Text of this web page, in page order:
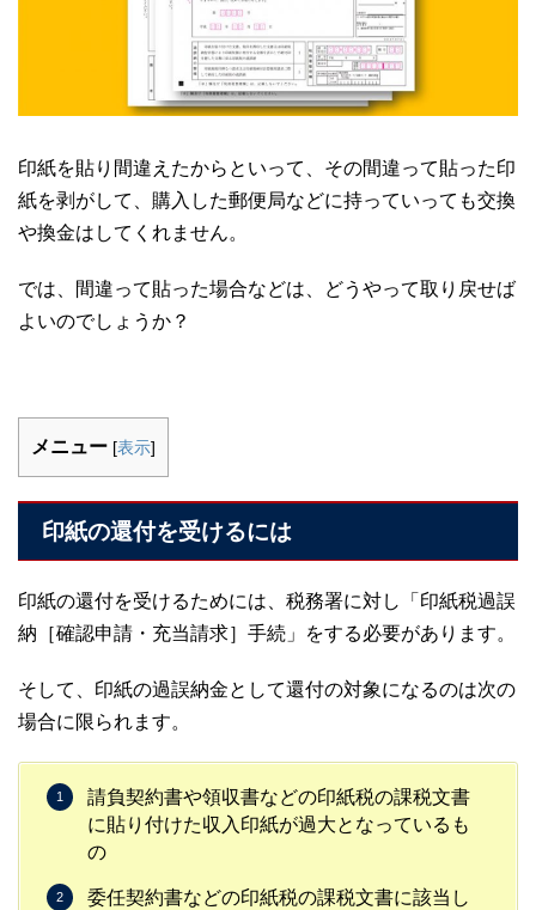
印紙を貼り間違えたからといって、その間違って貼った印
紙を剥がして、購入した郵便局などに持っていっても交換
や換金はしてくれません。
では、間違って貼った場合などは、どうやって取り戻せば
よいのでしょうか？
メニュー [表示]
印紙の還付を受けるには
印紙の還付を受けるためには、税務署に対し「印紙税過誤
納［確認申請・充当請求］手続」をする必要があります。
そして、印紙の過誤納金として還付の対象になるのは次の
場合に限られます。
請負契約書や領収書などの印紙税の課税文書
に貼り付けた収入印紙が過大となっているも
の
委任契約書などの印紙税の課税文書に該当し